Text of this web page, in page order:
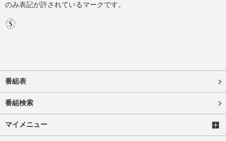
のみ表記が許されているマークです。
番組表
番組検索
マイメニュー